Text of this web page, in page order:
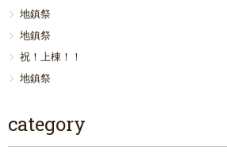
地鎮祭
地鎮祭
祝！上棟！！
地鎮祭
category